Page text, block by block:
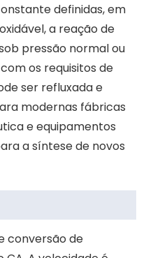
definidas, em
a reação de
pressão normal ou
os requisitos de
ser refluxada e
modernas fábricas
e equipamentos
a síntese de novos
conversão de